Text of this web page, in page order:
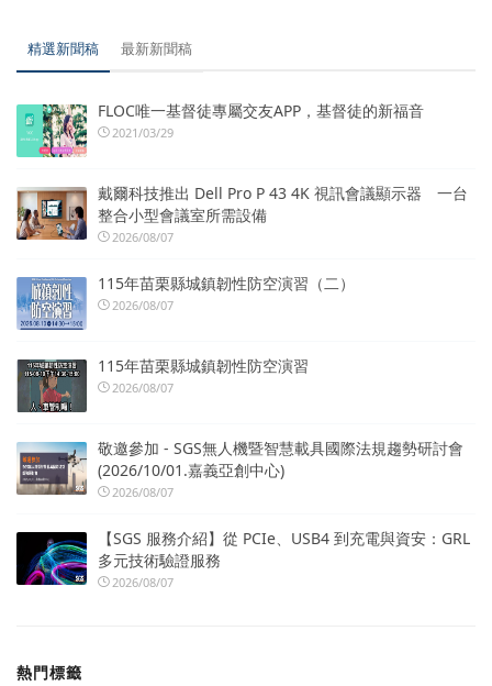
精選新聞稿 最新新聞稿
FLOC唯一基督徒專屬交友APP，基督徒的新福音
2021/03/29
戴爾科技推出 Dell Pro P 43 4K 視訊會議顯示器 一台
整合小型會議室所需設備
2026/08/07
115年苗栗縣城鎮韌性防空演習（二）
2026/08/07
115年苗栗縣城鎮韌性防空演習
2026/08/07
敬邀參加 - SGS無人機暨智慧載具國際法規趨勢研討會
(2026/10/01.嘉義亞創中心)
2026/08/07
【SGS 服務介紹】從 PCIe、USB4 到充電與資安：GRL
多元技術驗證服務
2026/08/07
熱門標籤